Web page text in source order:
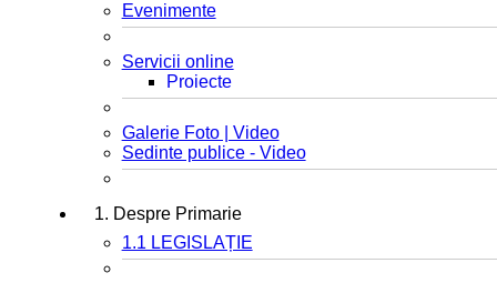
Evenimente
Servicii online
Proiecte
Galerie Foto | Video
Sedinte publice - Video
1. Despre Primarie
1.1 LEGISLAȚIE